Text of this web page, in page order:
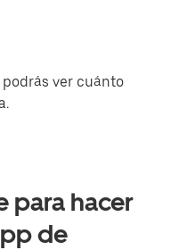
ver cuánto
para hacer
de